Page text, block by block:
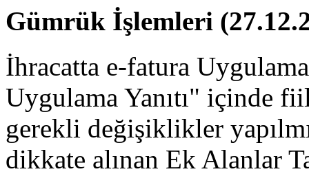
Gümrük İşlemleri
İhracatta e-fatura
Uygulama Yanıtı" içinde
gerekli değişiklikler
dikkate alınan Ek Alanlar